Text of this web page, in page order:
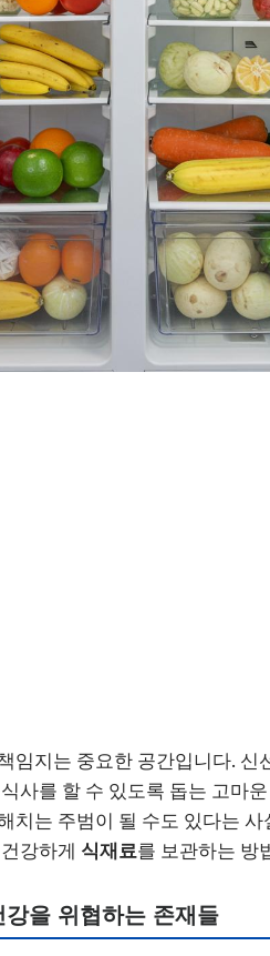
임지는 중요한 공간입니다. 신
사를 할 수 있도록 돕는 고마
치는 주범이 될 수도 있다는
강하게 식재료를 보관하는 방
을 위협하는 존재들